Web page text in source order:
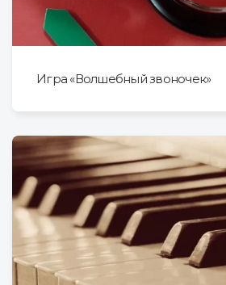
Игра «Волшебный звоночек»